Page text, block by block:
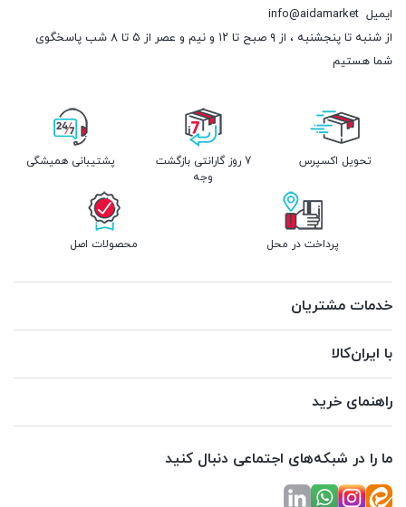
ایمیل info@aidamarket
از شنبه تا پنجشنبه ، از ۹ صبح تا ۱۲ و نیم و عصر از ۵ تا ۸ شب پاسخگوی
شما هستیم
تحویل اکسپرس
7 روز گارانتی بازگشت
وجه
پشتیبانی همیشگی
پرداخت در محل محصولات اصل
خدمات مشتریان
با ایران‌کالا
راهنمای خرید
ما را در شبکه‌های اجتماعی دنبال کنید